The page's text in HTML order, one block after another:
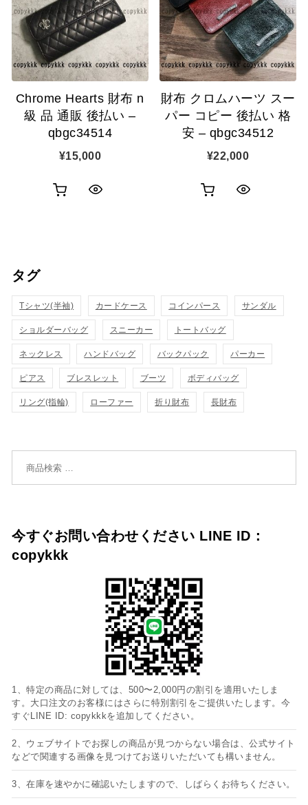
Chrome Hearts 財布 n
級 品 通販 後払い –
qbgc34514
¥15,000
財布 クロムハーツ スー
パー コピー 後払い 格
安 – qbgc34512
¥22,000
タグ
Tシャツ(半袖) カードケース コインパース サンダル
ショルダーバッグ スニーカー トートバッグ
ネックレス ハンドバッグ バックパック パーカー
ピアス ブレスレット ブーツ ボディバッグ
リング(指輪) ローファー 折り財布 長財布
今すぐお問い合わせください LINE ID：
copykkk
1、特定の商品に対しては、500〜2,000円の割引を適用いたしま
す。大口注文のお客様にはさらに特別割引をご提供いたします。今
すぐLINE ID: copykkkを追加してください。
2、ウェブサイトでお探しの商品が見つからない場合は、公式サイト
などで関連する画像を見つけてお送りいただいても構いません。
3、在庫を速やかに確認いたしますので、しばらくお待ちください。